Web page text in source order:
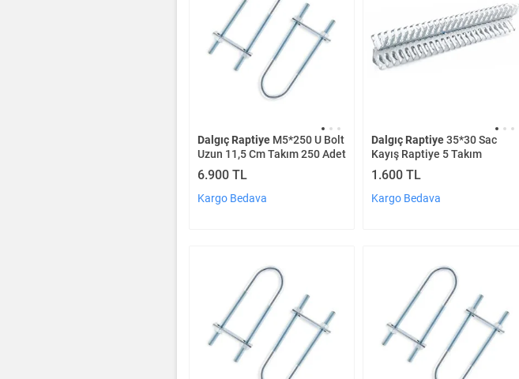
Dalgıç Raptiye M5*250 U Bolt
Uzun 11,5 Cm Takım 250 Adet
6.900 TL
Kargo Bedava
Dalgıç Raptiye35*30 Sac
Kayış Raptiye 5 Takım
1.600 TL
Kargo Bedava